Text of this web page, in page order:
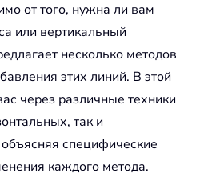
от того, нужна ли вам
или вертикальный
несколько методов
этих линий. В этой
через различные техники
так и
специфические
каждого метода.